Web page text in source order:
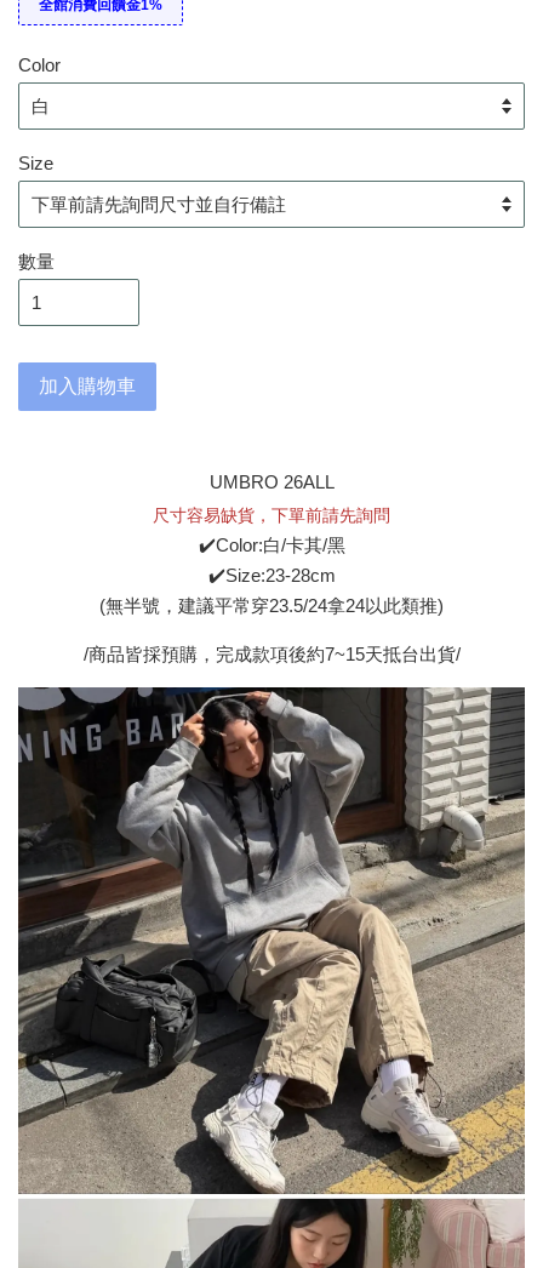
全館消費回饋金1%
Color
Size
數量
加入購物車
UMBRO 26ALL
尺寸容易缺貨，下單前請先詢問
✔️Color:白/卡其/黑
✔️Size:23-28cm
(無半號，建議平常穿23.5/24拿24以此類推)
/商品皆採預購，完成款項後約7~15天抵台出貨/